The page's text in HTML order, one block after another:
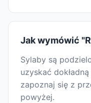
Jak wymówić
Sylaby są
uzyskać
zapoznaj się z
powyżej.